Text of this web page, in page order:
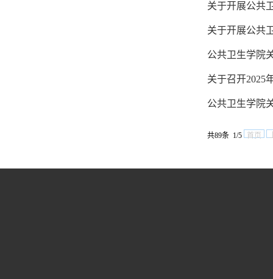
关于开展公共
关于开展公共
公共卫生学院
关于召开2025
公共卫生学院
共89条 1/5 首页